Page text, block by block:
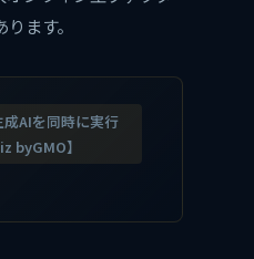
ます。
AIを同時に実行
byGMO】